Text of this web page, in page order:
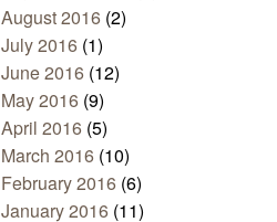
August 2016 (2)
July 2016 (1)
June 2016 (12)
May 2016 (9)
April 2016 (5)
March 2016 (10)
February 2016 (6)
January 2016 (11)